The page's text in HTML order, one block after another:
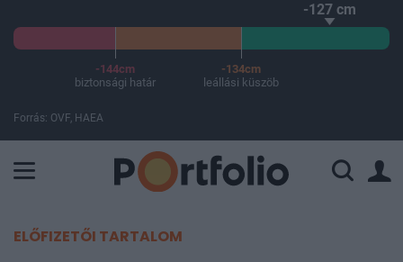
-127 cm
-144cm
biztonsági határ
-134cm
leállási küszöb
Forrás: OVF, HAEA
ELŐFIZETŐI TARTALOM